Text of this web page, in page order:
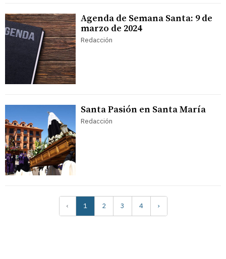
Agenda de Semana Santa: 9 de
marzo de 2024
Redacción
Santa Pasión en Santa María
Redacción
‹ 1 2 3 4 ›